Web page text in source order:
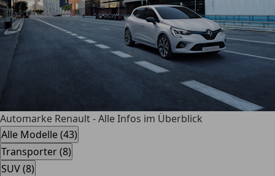
Automarke Renault - Alle Infos im Überblick
Alle Modelle (43)
Transporter (8)
SUV (8)